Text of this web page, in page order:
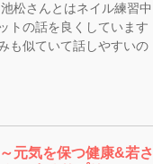
松さんとはネイル練習中
トの話を良くしています
も似ていて話しやすいの
元気を保つ健康&若さ